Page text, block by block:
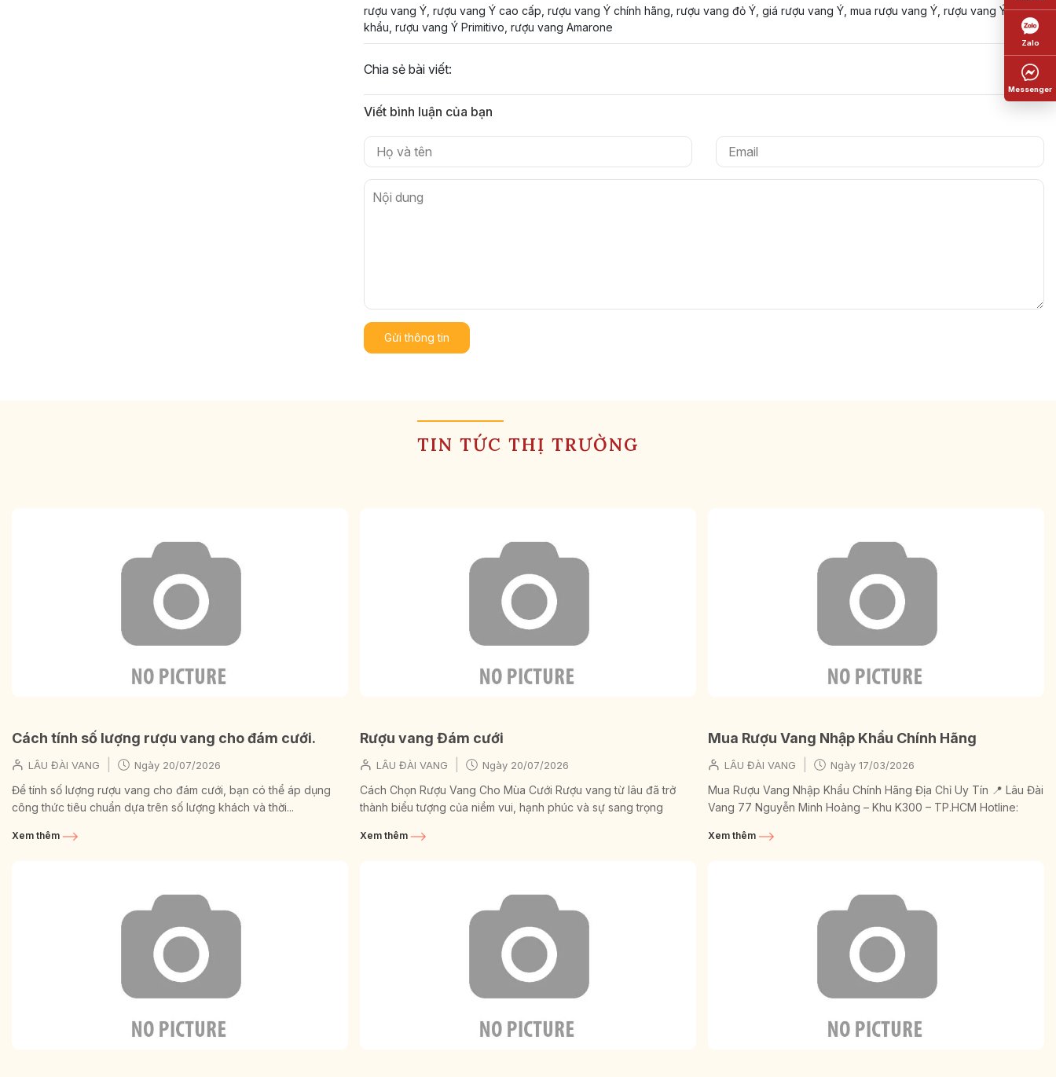
rượu vang Ý, rượu vang Ý cao cấp, rượu vang Ý chính hãng, rượu vang đỏ Ý, giá rượu vang Ý, mua rượu vang Ý, rượu vang Ý nhập
khẩu, rượu vang Ý Primitivo, rượu vang Amarone
Chia sẻ bài viết:
Viết bình luận của bạn
Gửi thông tin
TIN TỨC THỊ TRƯỜNG
Cách tính số lượng rượu vang cho đám cưới.
LÂU ĐÀI VANG Ngày 20/07/2026
Để tính số lượng rượu vang cho đám cưới, bạn có thể áp dụng
công thức tiêu chuẩn dựa trên số lượng khách và thời...
Xem thêm
Rượu vang Đám cưới
LÂU ĐÀI VANG Ngày 20/07/2026
Cách Chọn Rượu Vang Cho Mùa Cưới Rượu vang từ lâu đã trở
thành biểu tượng của niềm vui, hạnh phúc và sự sang trọng
Xem thêm
Mua Rượu Vang Nhập Khẩu Chính Hãng
LÂU ĐÀI VANG Ngày 17/03/2026
Mua Rượu Vang Nhập Khẩu Chính Hãng Địa Chỉ Uy Tín 📍 Lâu Đài
Vang 77 Nguyễn Minh Hoàng – Khu K300 – TP.HCM Hotline:
Xem thêm